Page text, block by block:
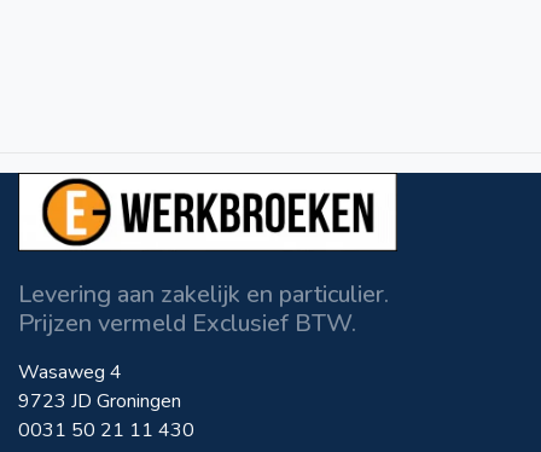
Levering aan zakelijk en particulier.
Prijzen vermeld Exclusief BTW.
Wasaweg 4
9723 JD Groningen
0031 50 21 11 430